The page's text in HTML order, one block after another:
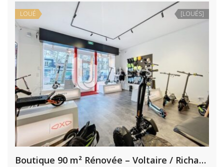
LOUÉ [LOUÉS]
Boutique 90 m² Rénovée – Voltaire / Richard Lenoir